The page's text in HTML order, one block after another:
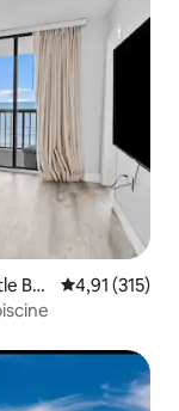
Be
Évaluation
4,91 (315)